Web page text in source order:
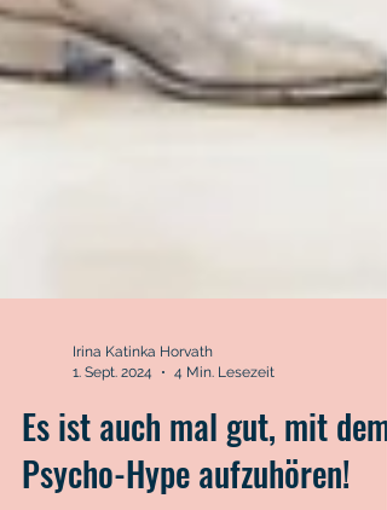
Irina Katinka Horvath
1. Sept. 2024
4 Min. Lesezeit